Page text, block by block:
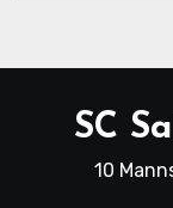
SC
10